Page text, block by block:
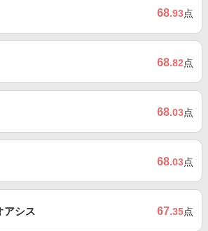
68.93点
68.82点
68.03点
68.03点
アシス 67.35点